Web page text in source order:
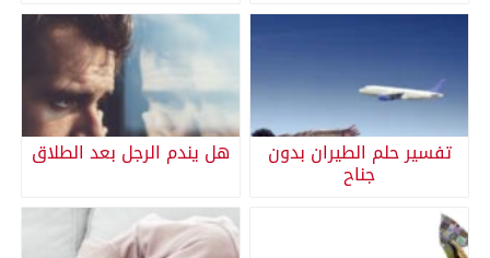
تفسير حلم الطيران بدون
جناح
هل يندم الرجل بعد الطلاق